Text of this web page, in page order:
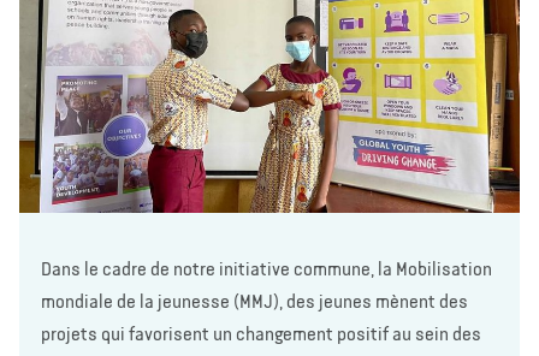
Dans le cadre de notre initiative commune, la Mobilisation
mondiale de la jeunesse (MMJ), des jeunes mènent des
projets qui favorisent un changement positif au sein des